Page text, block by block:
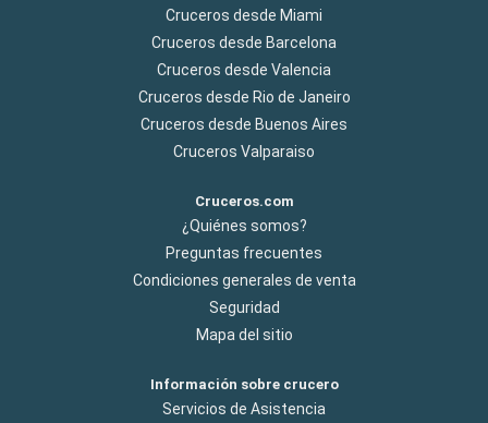
Cruceros desde Miami
Cruceros desde Barcelona
Cruceros desde Valencia
Cruceros desde Rio de Janeiro
Cruceros desde Buenos Aires
Cruceros Valparaiso
Cruceros.com
¿Quiénes somos?
Preguntas frecuentes
Condiciones generales de venta
Seguridad
Mapa del sitio
Información sobre crucero
Servicios de Asistencia